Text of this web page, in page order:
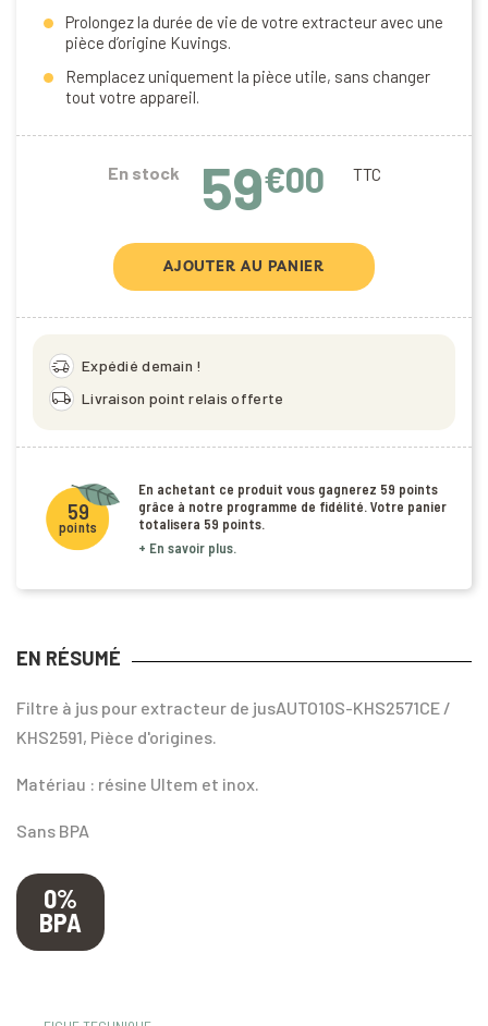
Prolongez la durée de vie de votre extracteur avec une
pièce d’origine Kuvings.
Remplacez uniquement la pièce utile, sans changer
tout votre appareil.
En stock 59€00 TTC
AJOUTER AU PANIER
delivery_truck_speed Expédié demain !
local_shipping Livraison point relais offerte
59
points
En achetant ce produit vous gagnerez 59 points
grâce à notre programme de fidélité. Votre panier
totalisera 59 points.
+ En savoir plus.
EN RÉSUMÉ
Filtre à jus pour extracteur de jusAUTO10S-KHS2571CE /
KHS2591, Pièce d'origines.
Matériau : résine Ultem et inox.
Sans BPA
0%
BPA